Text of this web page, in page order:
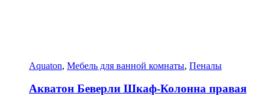
Aquaton, Мебель для ванной комнаты, Пеналы
Акватон Беверли Шкаф-Колонна правая